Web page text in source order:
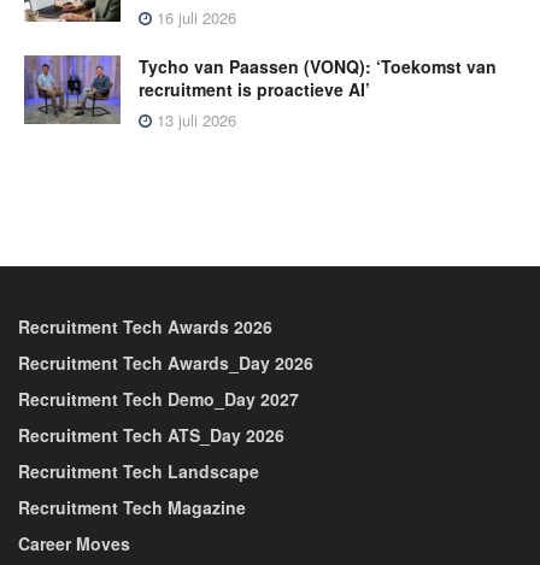
16 juli 2026
Tycho van Paassen (VONQ): ‘Toekomst van
recruitment is proactieve AI’
13 juli 2026
Recruitment Tech Awards 2026
Recruitment Tech Awards_Day 2026
Recruitment Tech Demo_Day 2027
Recruitment Tech ATS_Day 2026
Recruitment Tech Landscape
Recruitment Tech Magazine
Career Moves